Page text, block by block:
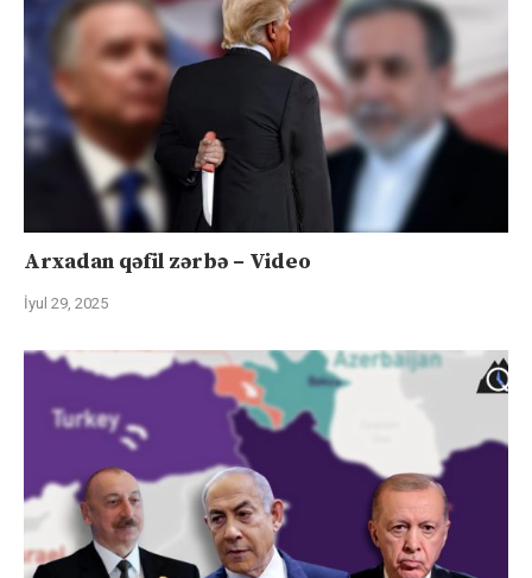
Arxadan qəfil zərbə – Video
İyul 29, 2025